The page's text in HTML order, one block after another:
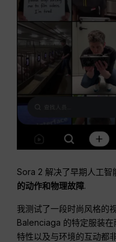
Sora 2 解决了早期人工智
的动作和物理故障.
我测试了一段时尚风格的
Balenciaga 的特定服装
特性以及与环境的互动都